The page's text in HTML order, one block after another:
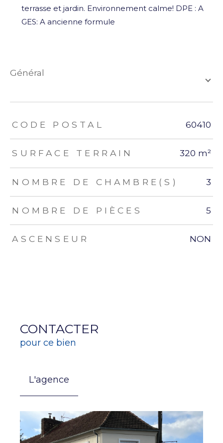
terrasse et jardin. Environnement calme! DPE : A
GES: A ancienne formule
général
TRAD_ZEPHYR_Caracteristique TRAD_ZEPHYR_Valeurs
CODE POSTAL 60410
SURFACE TERRAIN 320 m²
NOMBRE DE CHAMBRE(S) 3
NOMBRE DE PIÈCES 5
ASCENSEUR NON
CONTACTER
pour ce bien
L'agence